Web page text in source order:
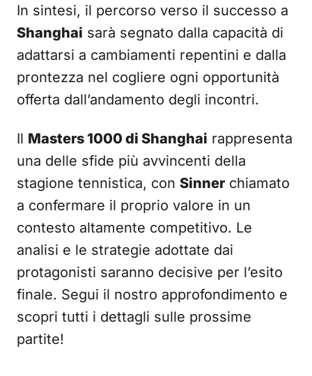
In sintesi, il percorso verso il successo a
Shanghai sarà segnato dalla capacità di
adattarsi a cambiamenti repentini e dalla
prontezza nel cogliere ogni opportunità
offerta dall’andamento degli incontri.
Il Masters 1000 di Shanghai rappresenta
una delle sfide più avvincenti della
stagione tennistica, con Sinner chiamato
a confermare il proprio valore in un
contesto altamente competitivo. Le
analisi e le strategie adottate dai
protagonisti saranno decisive per l’esito
finale. Segui il nostro approfondimento e
scopri tutti i dettagli sulle prossime
partite!